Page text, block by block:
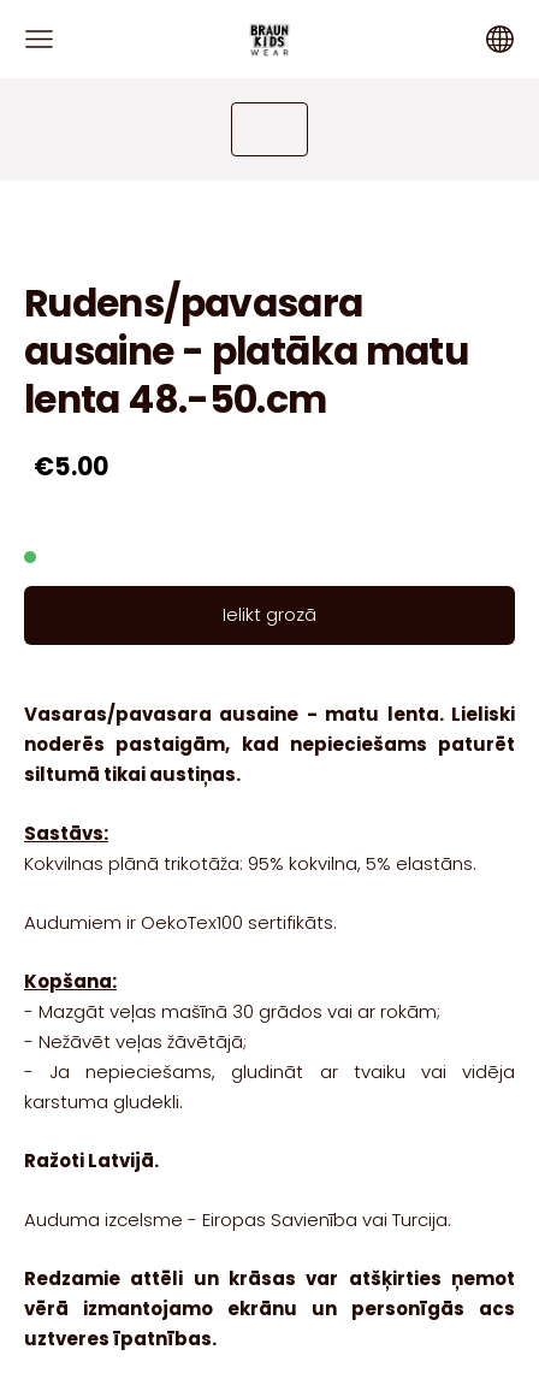
Rudens/pavasara
ausaine - platāka matu
lenta 48.-50.cm
€5.00
Ielikt grozā
Vasaras/pavasara ausaine - matu lenta. Lieliski
noderēs pastaigām, kad nepieciešams paturēt
siltumā tikai austiņas.
Sastāvs:
Kokvilnas plānā trikotāža: 95% kokvilna, 5% elastāns.
Audumiem ir OekoTex100 sertifikāts.
Kopšana:
- Mazgāt veļas mašīnā 30 grādos vai ar rokām;
- Nežāvēt veļas žāvētājā;
- Ja nepieciešams, gludināt ar tvaiku vai vidēja
karstuma gludekli.
Ražoti Latvijā.
Auduma izcelsme - Eiropas Savienība vai Turcija.
Redzamie attēli un krāsas var atšķirties ņemot
vērā izmantojamo ekrānu un personīgās acs
uztveres īpatnības.